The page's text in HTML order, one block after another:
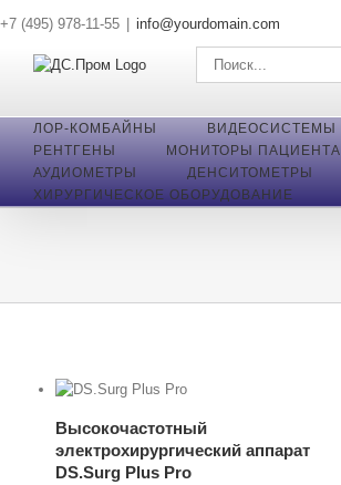
to
content
+7 (495) 978-11-55
info@yourdomain.com
Поиск
по:
ЛОР-КОМБАЙНЫ
ВИДЕОСИСТЕМЫ
РЕНТГЕНЫ
МОНИТОРЫ ПАЦИЕНТА
АУДИОМЕТРЫ
ДЕНСИТОМЕТРЫ
ХИРУРГИЧЕСКОЕ ОБОРУДОВАНИЕ
Высокочастотный
электрохирургический аппарат
DS.Surg Plus Pro